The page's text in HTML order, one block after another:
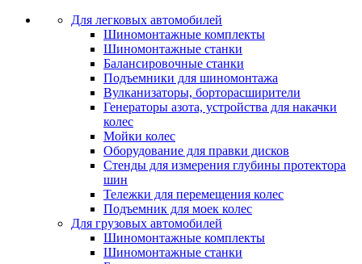
Для легковых автомобилей
Шиномонтажные комплекты
Шиномонтажные станки
Балансировочные станки
Подъемники для шиномонтажа
Вулканизаторы, борторасширители
Генераторы азота, устройства для накачки
колес
Мойки колес
Оборудование для правки дисков
Стенды для измерения глубины протектора
шин
Тележки для перемещения колес
Подъемник для моек колеc
Для грузовых автомобилей
Шиномонтажные комплекты
Шиномонтажные станки